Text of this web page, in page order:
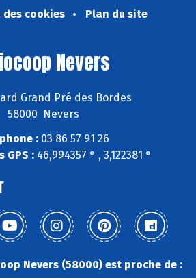
des cookies
Plan du site
Nevers
Grand Pré des Bordes
58000 Nevers
:03 86 57 91 26
GPS : 46,994357 ° , 3,122381 °
Nevers (58000) est proche de :